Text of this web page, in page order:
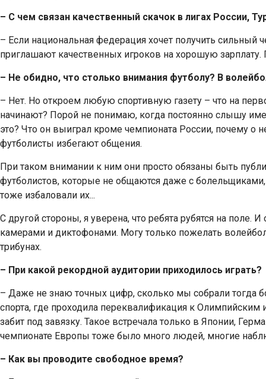
– С чем связан качественный скачок в лигах России,
– Если национальная федерация хочет получить сильный
приглашают качественных игроков на хорошую зарплату.
– Не обидно, что столько внимания футболу? В
– Нет. Но откроем любую спортивную газету – что на
начинают? Порой не понимаю, когда постоянно слышу
это? Что он выиграл кроме чемпионата России, почему о
футболисты избегают общения.
При таком внимании к ним они просто обязаны быть
футболистов, которые не общаются даже с
тоже избаловали их...
С другой стороны, я уверена, что ребята рубятся на поле.
камерами и диктофонами. Могу только пожелать
трибунах.
– При какой рекордной аудитории приходилось играть?
– Даже не знаю точных цифр, сколько мы собрали тогда
спорта, где проходила переквалификация к
забит под завязку. Такое встречала только в Японии,
чемпионате Европы тоже было много людей, многие
– Как вы проводите свободное время?